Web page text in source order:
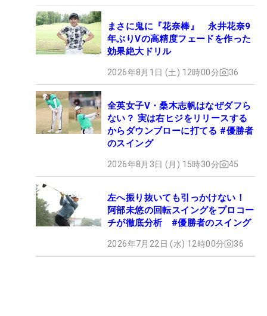
まさに鬼に『花奈棒』 永井花奈9
年ぶりVの高精度フェードを作った
効果絶大ドリル
2026年8月1日 (土) 12時00分 36
全英女子V・桑木志帆はなぜダフら
ない？ 実は右ヒジをリリースする
からダウンブローに打てる #優勝者
のスイング
2026年8月3日 (月) 15時30分 45
左へ振り抜いても引っかけない！
阿部未悠の回転スイングをプロコー
チが徹底分析 #優勝者のスイング
2026年7月22日 (水) 12時00分 36